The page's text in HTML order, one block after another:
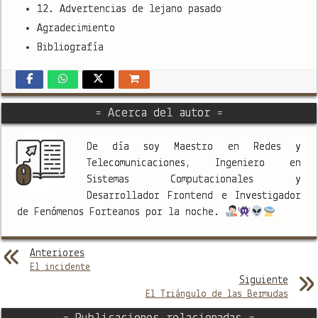
12. Advertencias de lejano pasado
Agradecimiento
Bibliografía
= Acerca del autor =
De día soy Maestro en Redes y
Telecomunicaciones, Ingeniero en
Sistemas Computacionales y
Desarrollador Frontend e Investigador
de Fenómenos Forteanos por la noche.
Anteriores
El incidente
Siguiente
El Triángulo de las Bermudas